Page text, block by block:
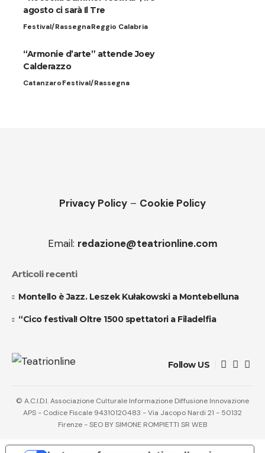
agosto ci sarà Il Tre
Festival/RassegnaReggio Calabria
“Armonie d’arte” attende Joey
Calderazzo
CatanzaroFestival/Rassegna
Privacy Policy – Cookie Policy
Email: redazione@teatrionline.com
Articoli recenti
Montello è Jazz. Leszek Kułakowski a Montebelluna
“Cico festival! Oltre 1500 spettatori a Filadelfia
Follow US
© A.C.I.D.I. Associazione Culturale Informazione Diffusione Innovazione
APS - Codice Fiscale 94310120483 - Via Jacopo Nardi 21 - 50132
Firenze - SEO BY SIMONE ROMPIETTI SR WEB